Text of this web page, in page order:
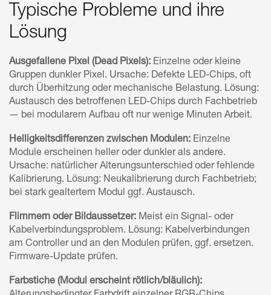
Typische Probleme und ihre
Lösung
Ausgefallene Pixel (Dead Pixels): Einzelne oder kleine
Gruppen dunkler Pixel. Ursache: Defekte LED-Chips, oft
durch Überhitzung oder mechanische Belastung. Lösung:
Austausch des betroffenen LED-Chips durch Fachbetrieb
— bei modularem Aufbau oft nur wenige Minuten Arbeit.
Helligkeitsdifferenzen zwischen Modulen: Einzelne
Module erscheinen heller oder dunkler als andere.
Ursache: natürlicher Alterungsunterschied oder fehlende
Kalibrierung. Lösung: Neukalibrierung durch Fachbetrieb;
bei stark gealtertem Modul ggf. Austausch.
Flimmern oder Bildaussetzer: Meist ein Signal- oder
Kabelverbindungsproblem. Lösung: Kabelverbindungen
am Controller und an den Modulen prüfen, ggf. ersetzen.
Firmware-Update prüfen.
Farbstiche (Modul erscheint rötlich/bläulich):